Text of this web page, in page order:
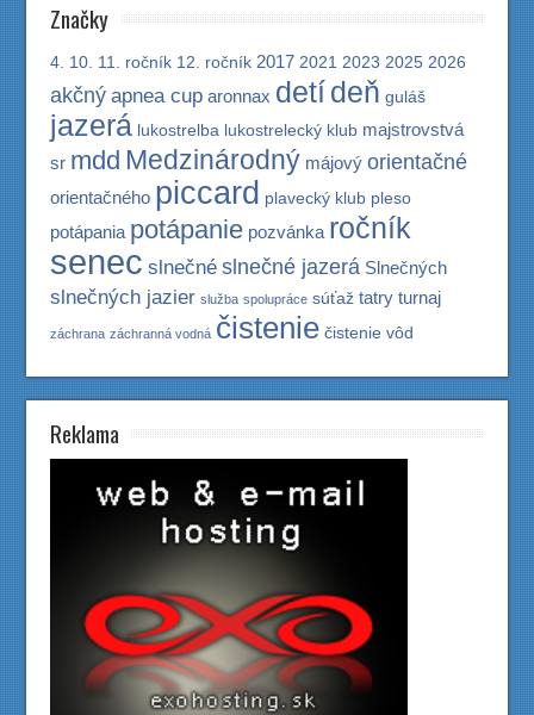
Značky
4. 10. 11. ročník 12. ročník 2017 2021 2023 2025 2026
akčný apnea cup aronnax detídeň guláš
jazerá lukostrelba lukostrelecký klub majstrovstvá
sr mdd Medzinárodný májový orientačné
orientačného piccard plavecký klub pleso
potápania potápanie pozvánka ročník
senec slnečné slnečné jazerá Slnečných
slnečných jazier služba spolupráce súťaž tatry turnaj
záchrana záchranná vodná čistenie čistenie vôd
Reklama